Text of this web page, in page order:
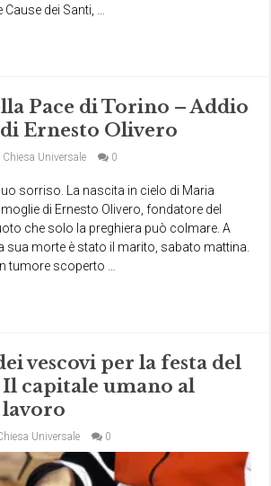
dei Santi, …
Pace di Torino – Addio
Ernesto Olivero
Chiesa Universale 0
sorriso. La nascita in cielo di Maria
di Ernesto Olivero, fondatore del
che solo la preghiera può colmare. A
sua morte è stato il marito, sabato mattina.
tumore scoperto …
vescovi per la festa del
Il capitale umano al
lavoro
Universale 0